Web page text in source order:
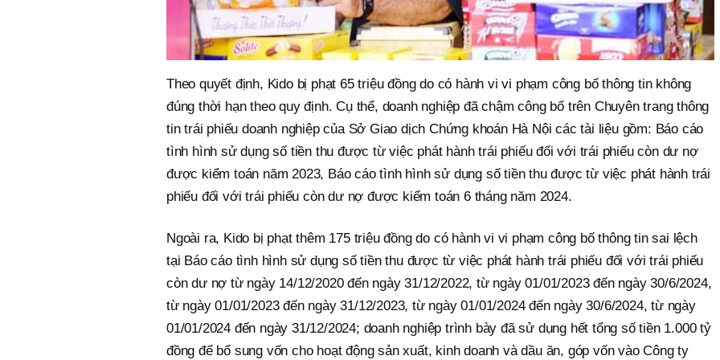
Theo quyết định, Kido bị phạt 65 triệu đồng do có hành vi vi phạm công bố thông tin không
đúng thời hạn theo quy định. Cụ thể, doanh nghiệp đã chậm công bố trên Chuyên trang thông
tin trái phiếu doanh nghiệp của Sở Giao dịch Chứng khoán Hà Nội các tài liệu gồm: Báo cáo
tình hình sử dụng số tiền thu được từ việc phát hành trái phiếu đối với trái phiếu còn dư nợ
được kiểm toán năm 2023, Báo cáo tình hình sử dụng số tiền thu được từ việc phát hành trái
phiếu đối với trái phiếu còn dư nợ được kiểm toán 6 tháng năm 2024.
Ngoài ra, Kido bị phạt thêm 175 triệu đồng do có hành vi vi phạm công bố thông tin sai lệch
tại Báo cáo tình hình sử dụng số tiền thu được từ việc phát hành trái phiếu đối với trái phiếu
còn dư nợ từ ngày 14/12/2020 đến ngày 31/12/2022, từ ngày 01/01/2023 đến ngày 30/6/2024,
từ ngày 01/01/2023 đến ngày 31/12/2023, từ ngày 01/01/2024 đến ngày 30/6/2024, từ ngày
01/01/2024 đến ngày 31/12/2024; doanh nghiệp trình bày đã sử dụng hết tổng số tiền 1.000 tỷ
đồng để bổ sung vốn cho hoạt động sản xuất, kinh doanh và dầu ăn, góp vốn vào Công ty